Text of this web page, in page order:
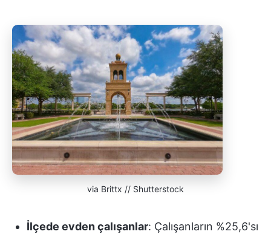
via Brittx // Shutterstock
İlçede evden çalışanlar: Çalışanların %25,6'sı